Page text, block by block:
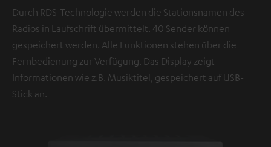
Durch RDS-Technologie werden die Stationsnamen des
Radios in Laufschrift übermittelt. 40 Sender können
gespeichert werden. Alle Funktionen stehen über die
Fernbedienung zur Verfügung. Das Display zeigt
Informationen wie z.B. Musiktitel, gespeichert auf USB-
Stick an.